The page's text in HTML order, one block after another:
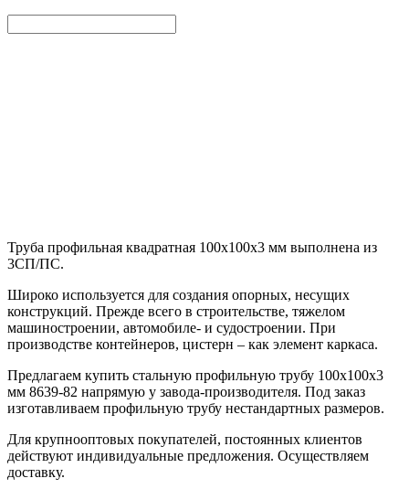
Труба профильная квадратная 100х100х3 мм выполнена из
3СП/ПС.
Широко используется для создания опорных, несущих
конструкций. Прежде всего в строительстве, тяжелом
машиностроении, автомобиле- и судостроении. При
производстве контейнеров, цистерн – как элемент каркаса.
Предлагаем купить стальную профильную трубу 100х100х3
мм 8639-82 напрямую у завода-производителя. Под заказ
изготавливаем профильную трубу нестандартных размеров.
Для крупнооптовых покупателей, постоянных клиентов
действуют индивидуальные предложения. Осуществляем
доставку.